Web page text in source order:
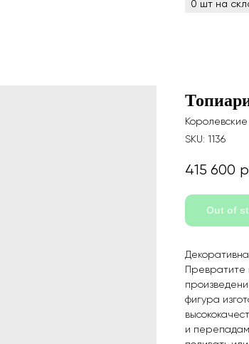
SKU: 1136
415 600
Out of
фигура
и